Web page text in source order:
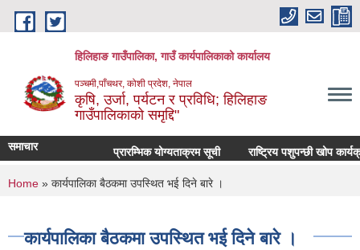
Skip to main content
हिलिहाङ गाउँपालिका, गाउँ कार्यपालिकाको कार्यालय
पञ्चमी,पाँचथर, कोशी प्रदेश, नेपाल
कृषि, उर्जा, पर्यटन र प्रविधि; हिलिहाङ
गाउँपालिकाको समृद्दि"
समाचार प्रारम्भिक योग्यताक्रम सूची राष्ट्रिय पशुपन्छी खोप
You are here
Home » कार्यपालिका बैठकमा उपस्थित भई दिने बारे ।
कार्यपालिका बैठकमा उपस्थित भई दिने बारे ।